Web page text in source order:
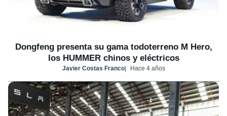
Dongfeng presenta su gama todoterreno M Hero,
los HUMMER chinos y eléctricos
Javier Costas Franco Hace 4 años